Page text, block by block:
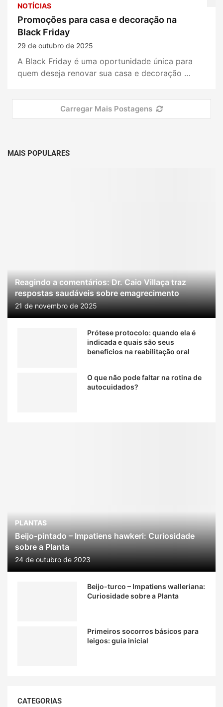
NOTÍCIAS
Promoções para casa e decoração na
Black Friday
29 de outubro de 2025
A Black Friday é uma oportunidade única para
quem deseja renovar sua casa e decoração …
Carregar Mais Postagens
MAIS POPULARES
Reagindo a comentários: Dr. Caio Villaça traz
respostas saudáveis sobre emagrecimento
21 de novembro de 2025
Prótese protocolo: quando ela é
indicada e quais são seus
benefícios na reabilitação oral
O que não pode faltar na rotina de
autocuidados?
PLANTAS
Beijo-pintado – Impatiens hawkeri: Curiosidade
sobre a Planta
24 de outubro de 2023
Beijo-turco – Impatiens walleriana:
Curiosidade sobre a Planta
Primeiros socorros básicos para
leigos: guia inicial
CATEGORIAS